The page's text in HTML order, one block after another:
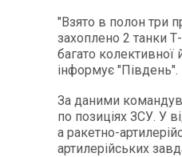
"Взято в полон три
захоплено 2 танки
багато колективної
інформує "Південь".
За даними
по позиціях ЗСУ. У
а ракетно-
артилерійських